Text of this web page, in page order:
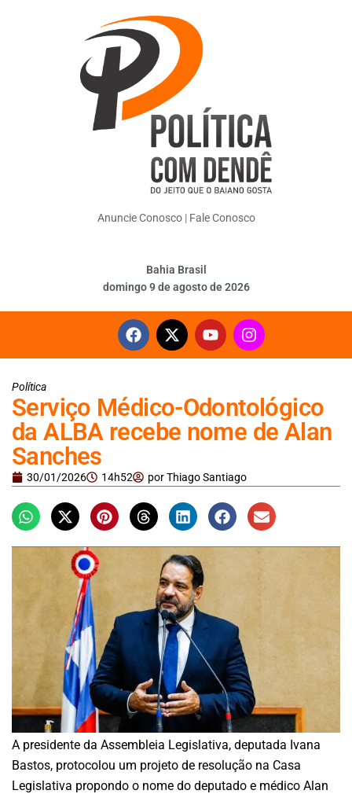
Anuncie Conosco| Fale Conosco
Bahia Brasil
domingo 9 de agosto de 2026
Política
Serviço Médico-Odontológico
da ALBA recebe nome de Alan
Sanches
30/01/2026 14h52 porThiago Santiago
A presidente da Assembleia Legislativa, deputada Ivana
Bastos, protocolou um projeto de resolução na Casa
Legislativa propondo o nome do deputado e médico Alan